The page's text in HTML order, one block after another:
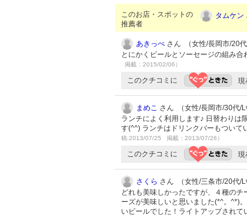
このお店・スポットの
推薦者
タムケン
あきっぺ さん （女性/長岡市/20代/
とにかくビールとソーセージの組み
掲載：2015/02/06）
このクチコミに 現
まめこ さん （女性/長岡市/30代/
ランチによく利用します♪ 日替わりは
す(^^) ランチはドリンクバーもついて
稿:2013/07/25 掲載：2013/07/26）
このクチコミに 現
さくら さん （女性/三条市/20代/
どれも美味しかったですが、４種の
ーズが美味しいと思いました(*^。^*)
いビールでした！ライトアップされ